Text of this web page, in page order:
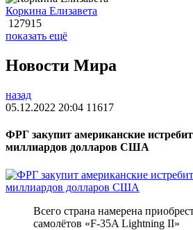
Коркина Елизавета
127915
показать ещё
Новости Мира
назад
05.12.2022 20:04 11617
ФРГ закупит американские
миллиардов долларов США
Всего страна намерена
самолётов «F-35A Lightning II»